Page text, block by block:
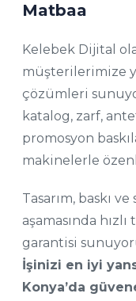
Matbaa
Kelebek Dijital
müşterilerimize
çözümleri
katalog, zarf,
promosyon
makinelerle
Tasarım, baskı
aşamasında
garantisi
İşinizi en iyi
Konya’da